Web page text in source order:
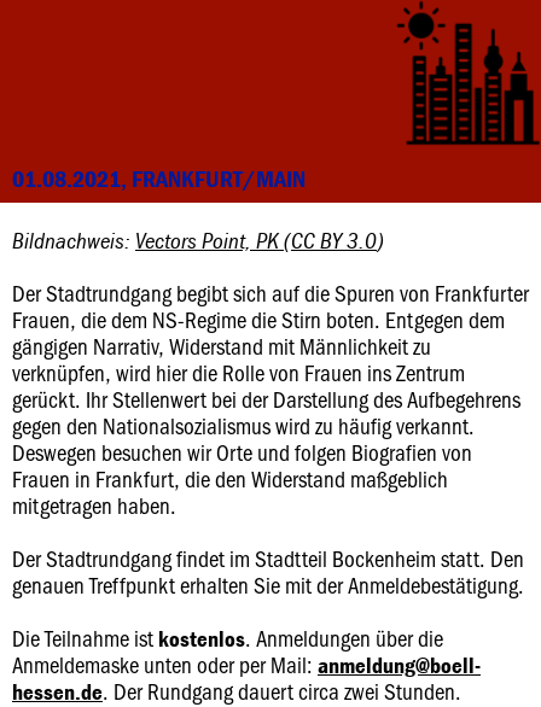
01.08.2021, FRANKFURT/MAIN
Bildnachweis: Vectors Point, PK(CC BY 3.0)
Der Stadtrundgang begibt sich auf die Spuren von Frankfurter
Frauen, die dem NS-Regime die Stirn boten. Entgegen dem
gängigen Narrativ, Widerstand mit Männlichkeit zu
verknüpfen, wird hier die Rolle von Frauen ins Zentrum
gerückt. Ihr Stellenwert bei der Darstellung des Aufbegehrens
gegen den Nationalsozialismus wird zu häufig verkannt.
Deswegen besuchen wir Orte und folgen Biografien von
Frauen in Frankfurt, die den Widerstand maßgeblich
mitgetragen haben.
Der Stadtrundgang findet im Stadtteil Bockenheim statt. Den
genauen Treffpunkt erhalten Sie mit der Anmeldebestätigung.
Die Teilnahme ist kostenlos. Anmeldungen über die
Anmeldemaske unten oder per Mail: anmeldung@boell-
hessen.de. Der Rundgang dauert circa zwei Stunden.